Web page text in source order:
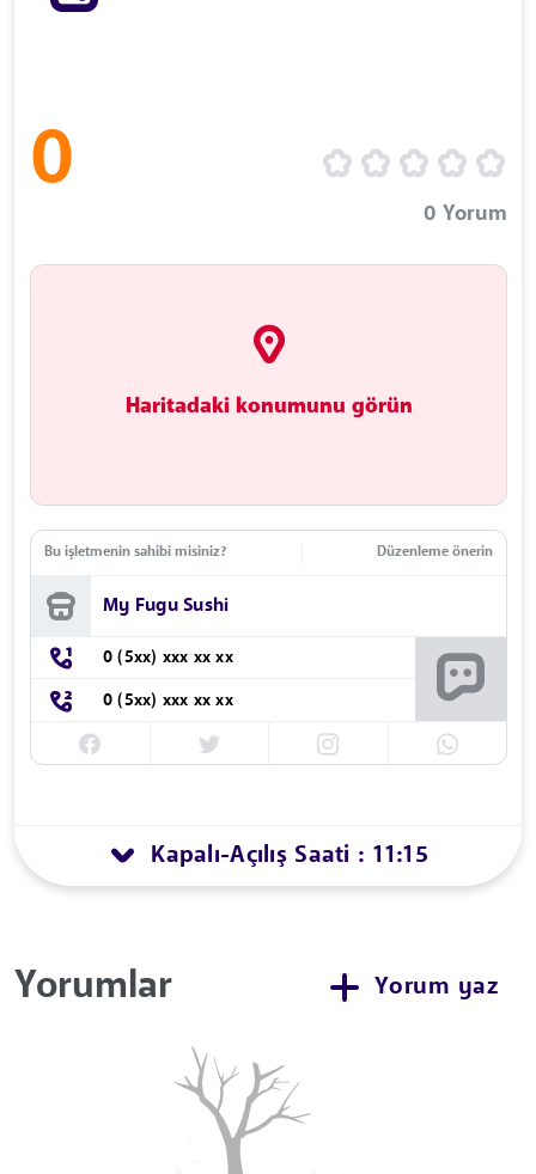
0
0 Yorum
Haritadaki konumunu görün
Bu işletmenin sahibi misiniz? Düzenleme önerin
My Fugu Sushi
0 (5xx) xxx xx xx
0 (5xx) xxx xx xx
Kapalı-Açılış Saati : 11:15
Yorumlar Yorum yaz